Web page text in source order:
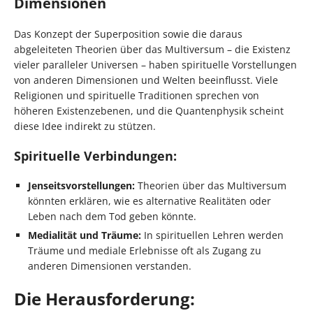
Das Konzept der Superposition sowie die daraus
abgeleiteten Theorien über das Multiversum – die Existenz
vieler paralleler Universen – haben spirituelle Vorstellungen
von anderen Dimensionen und Welten beeinflusst. Viele
Religionen und spirituelle Traditionen sprechen von
höheren Existenzebenen, und die Quantenphysik scheint
diese Idee indirekt zu stützen.
Spirituelle Verbindungen:
Jenseitsvorstellungen: Theorien über das Multiversum
könnten erklären, wie es alternative Realitäten oder
Leben nach dem Tod geben könnte.
Medialität und Träume: In spirituellen Lehren werden
Träume und mediale Erlebnisse oft als Zugang zu
anderen Dimensionen verstanden.
Die Herausforderung: